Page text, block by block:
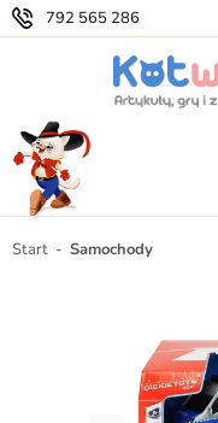
792 565 286
Start Samochody